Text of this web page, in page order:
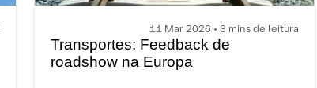
11 Mar 2026 • 3 mins de leitura
Transportes: Feedback de
roadshow na Europa